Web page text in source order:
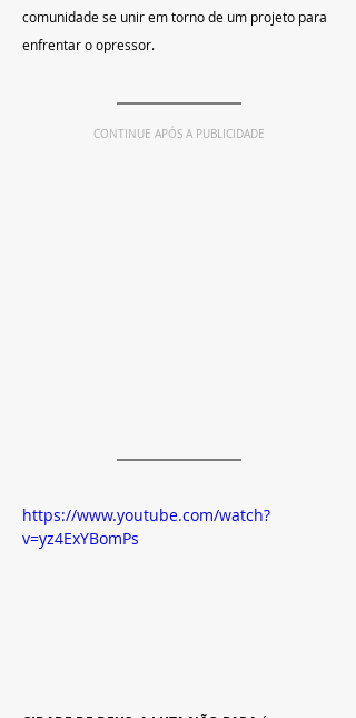
comunidade se unir em torno de um projeto para
enfrentar o opressor.
CONTINUE APÓS A PUBLICIDADE
https://www.youtube.com/watch?
v=yz4ExYBomPs